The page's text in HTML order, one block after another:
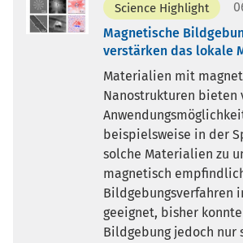
Science Highlight
Magnetische
verstärken das lokale
Materialien mit
Nanostrukturen bieten
beispielsweise in der
solche Materialien zu
magnetisch
Bildgebungsverfahren
geeignet, bisher
Bildgebung jedoch nur